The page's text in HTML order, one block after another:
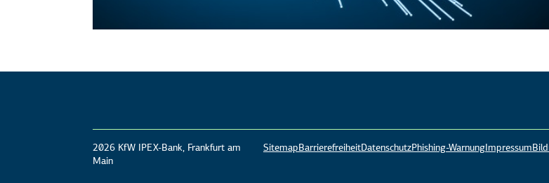
2026 KfW IPEX-Bank, Frankfurt am
Main
SitemapBarrierefreiheitDatenschutzPhishing-WarnungImpressum